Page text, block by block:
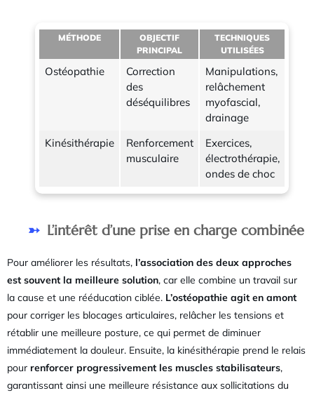
MÉTHODE
OBJECTIF
PRINCIPAL
TECHNIQUES
UTILISÉES
Ostéopathie
Correction
des
déséquilibres
Manipulations,
relâchement
myofascial,
drainage
Kinésithérapie
Renforcement
musculaire
Exercices,
électrothérapie,
ondes de choc
L’intérêt d’une prise en charge combinée
Pour améliorer les résultats, l’association des deux approches
est souvent la meilleure solution, car elle combine un travail sur
la cause et une rééducation ciblée. L’ostéopathie agit en amont
pour corriger les blocages articulaires, relâcher les tensions et
rétablir une meilleure posture, ce qui permet de diminuer
immédiatement la douleur. Ensuite, la kinésithérapie prend le relais
pour renforcer progressivement les muscles stabilisateurs,
garantissant ainsi une meilleure résistance aux sollicitations du